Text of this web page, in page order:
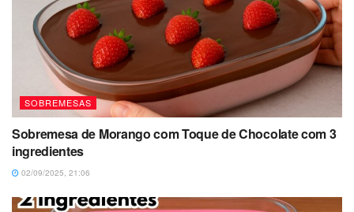
SOBREMESAS
Sobremesa de Morango com Toque de Chocolate com 3
ingredientes
02/09/2025, 21:06